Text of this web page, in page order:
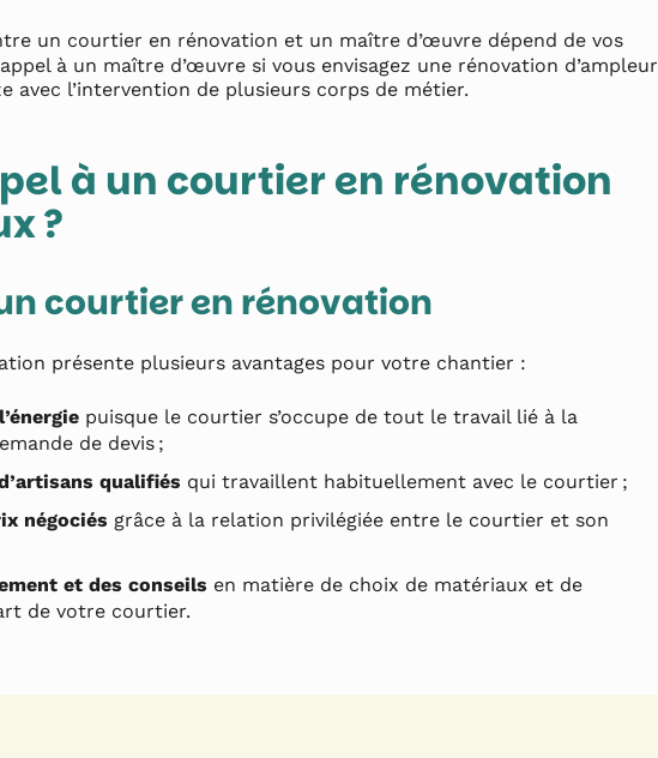
un courtier en rénovation et un maître d’œuvre dépend de vos
à un maître d’œuvre si vous envisagez une rénovation d’ampleur
avec l’intervention de plusieurs corps de métier.
à un courtier en rénovation
?
courtier en rénovation
présente plusieurs avantages pour votre chantier :
puisque le courtier s’occupe de tout le travail lié à la
de devis ;
qualifiés qui travaillent habituellement avec le courtier ;
négociés grâce à la relation privilégiée entre le courtier et son
et des conseils en matière de choix de matériaux et de
de votre courtier.